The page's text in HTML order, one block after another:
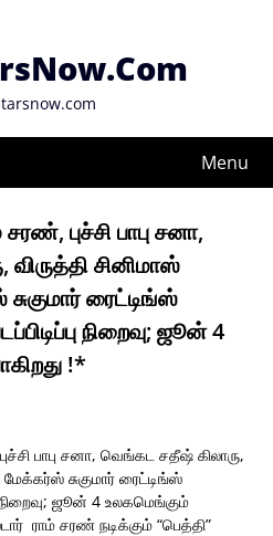
Menu
புச்சி பாபு சனா,
சினிமாஸ்
ரைட்டிங்ஸ்
நிறைவு; ஜூன் 4
!*
பாபு சனா, வெங்கட சதீஷ் கிலாரு,
மேக்கர்ஸ் சுகுமார் ரைட்டிங்ஸ்
நிறைவு; ஜூன் 4 உலகமெங்கும்
ராம் சரண் நடிக்கும் “பெத்தி”